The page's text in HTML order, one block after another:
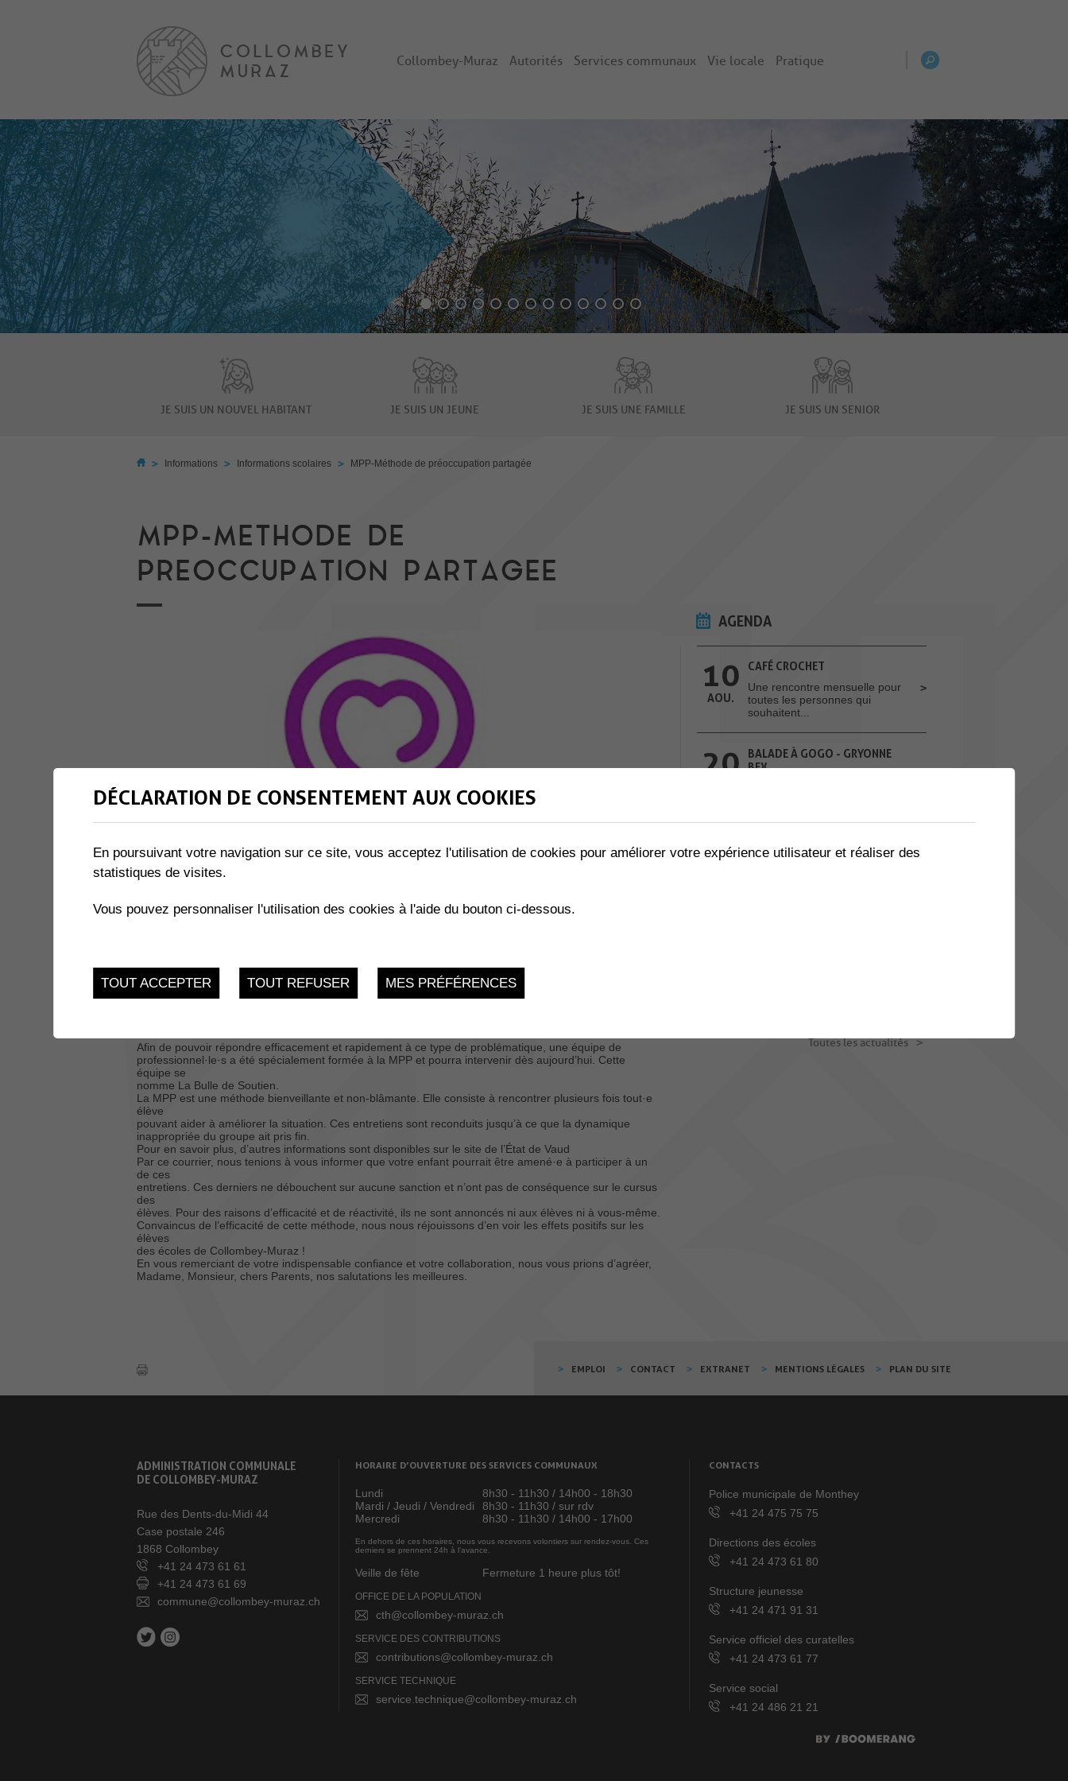
Collombey-Muraz Autorités Services communaux Vie locale Pratique
JE SUIS UN NOUVEL HABITANT JE SUIS UN JEUNE JE SUIS UNE FAMILLE JE SUIS UN SENIOR
> Informations > Informations scolaires > MPP-Méthode de préoccupation partagée
MPP-METHODE DE
PREOCCUPATION PARTAGEE
Pour les enseignants tout comme la Direction, la promotion d’un climat d’établissement serein ainsi que
le
bien-être des élèves représentent une priorité. Toutefois, notre école peut être le théâtre de situations
Afin de pouvoir répondre efficacement et rapidement à ce type de problématique, une équipe de
professionnel·le·s a été spécialement formée à la MPP et pourra intervenir dès aujourd’hui. Cette
équipe se
nomme La Bulle de Soutien.
La MPP est une méthode bienveillante et non-blâmante. Elle consiste à rencontrer plusieurs fois tout·e
élève
pouvant aider à améliorer la situation. Ces entretiens sont reconduits jusqu’à ce que la dynamique
inappropriée du groupe ait pris fin.
Pour en savoir plus, d’autres informations sont disponibles sur le site de l’État de Vaud
Par ce courrier, nous tenions à vous informer que votre enfant pourrait être amené·e à participer à un
de ces
entretiens. Ces derniers ne débouchent sur aucune sanction et n’ont pas de conséquence sur le cursus
des
élèves. Pour des raisons d’efficacité et de réactivité, ils ne sont annoncés ni aux élèves ni à vous-même.
Convaincus de l’efficacité de cette méthode, nous nous réjouissons d’en voir les effets positifs sur les
élèves
des écoles de Collombey-Muraz !
En vous remerciant de votre indispensable confiance et votre collaboration, nous vous prions d’agréer,
Madame, Monsieur, chers Parents, nos salutations les meilleures.
AGENDA
10
AOU.
CAFÉ CROCHET
Une rencontre mensuelle pour
toutes les personnes qui
souhaitent...
20
BALADE À GOGO - GRYONNE
BEX
Toutes les manifestations
Toutes les actualités
EMPLOI CONTACT EXTRANET MENTIONS LÉGALES PLAN DU SITE
ADMINISTRATION COMMUNALE
DE COLLOMBEY-MURAZ
Rue des Dents-du-Midi 44
Case postale 246
1868 Collombey
+41 24 473 61 61
+41 24 473 61 69
commune@collombey-muraz.ch
HORAIRE D’OUVERTURE DES SERVICES COMMUNAUX
Lundi
8h30 - 11h30 / 14h00 - 18h30
Mardi / Jeudi / Vendredi
8h30 - 11h30 / sur rdv
Mercredi
8h30 - 11h30 / 14h00 - 17h00
En dehors de ces horaires, nous vous recevons volontiers sur rendez-vous. Ces
derniers se prennent 24h à l’avance.
Veille de fête Fermeture 1 heure plus tôt!
OFFICE DE LA POPULATION
cth@collombey-muraz.ch
SERVICE DES CONTRIBUTIONS
contributions@collombey-muraz.ch
SERVICE TECHNIQUE
service.technique@collombey-muraz.ch
CONTACTS
Police municipale de Monthey
+41 24 475 75 75
Directions des écoles
+41 24 473 61 80
Structure jeunesse
+41 24 471 91 31
Service officiel des curatelles
+41 24 473 61 77
Service social
+41 24 486 21 21
DÉCLARATION DE CONSENTEMENT AUX COOKIES
En poursuivant votre navigation sur ce site, vous acceptez l'utilisation de cookies pour améliorer votre expérience utilisateur et réaliser des
statistiques de visites.
Vous pouvez personnaliser l'utilisation des cookies à l'aide du bouton ci-dessous.
TOUT ACCEPTER TOUT REFUSER MES PRÉFÉRENCES